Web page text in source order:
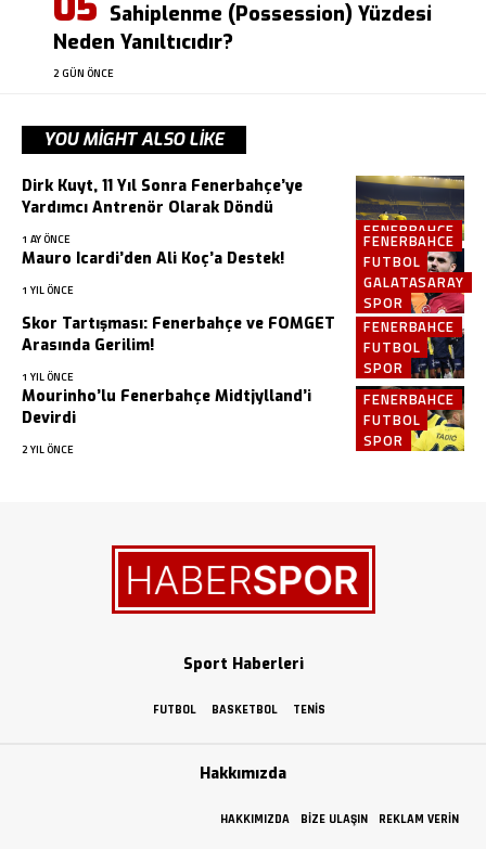
Sahiplenme (Possession) Yüzdesi
Neden Yanıltıcıdır?
2 GÜN ÖNCE
YOU MIGHT ALSO LIKE
FENERBAHCE
Dirk Kuyt, 11 Yıl Sonra Fenerbahçe’ye
Yardımcı Antrenör Olarak Döndü
1 AY ÖNCE
FENERBAHCE
FUTBOL
GALATASARAY
SPOR
Mauro Icardi’den Ali Koç’a Destek!
1 YIL ÖNCE
FENERBAHCE
FUTBOL
SPOR
Skor Tartışması: Fenerbahçe ve FOMGET
Arasında Gerilim!
1 YIL ÖNCE
FENERBAHCE
FUTBOL
SPOR
Mourinho’lu Fenerbahçe Midtjylland’i
Devirdi
2 YIL ÖNCE
Sport Haberleri
FUTBOL BASKETBOL TENIS
Hakkımızda
HAKKIMIZDA BIZE ULAŞIN REKLAM VERIN